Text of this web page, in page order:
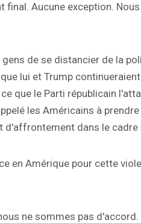
final. Aucune exception.
gens de se distancier de la
lui et Trump
que le Parti républicain
les Américains à
d'affrontement dans le
en Amérique pour cette
ne sommes pas